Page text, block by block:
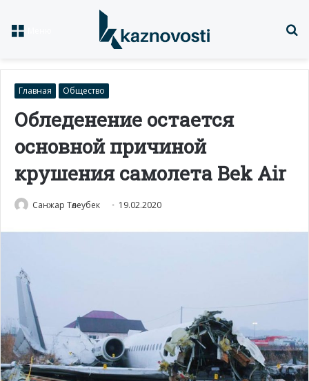
Главная Общество
Обледенение остается
основной причиной
крушения самолета Bek Air
Санжар Төлеубек 19.02.2020